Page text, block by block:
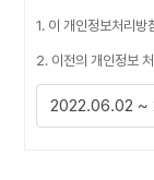
1. 이 개인정보처리
2. 이전의 개인정보